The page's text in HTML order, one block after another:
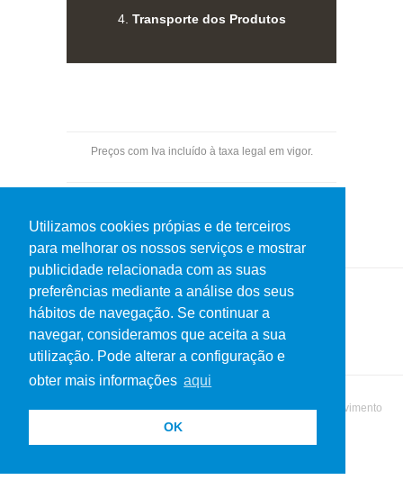
Utilizamos cookies própias e de terceiros
para melhorar os nossos serviços e mostrar
publicidade relacionada com as suas
preferências mediante a análise dos seus
hábitos de navegação. Se continuar a
navegar, consideramos que aceita a sua
utilização. Pode alterar a configuração e
obter mais informações aqui
OK
4. Transporte dos Produtos
Preços com Iva incluído à taxa legal em vigor.
Política de Privacidade
© 2019 Netos do Martins. Todos os direitos reservados | Desenvolvimento
MatrizActiva